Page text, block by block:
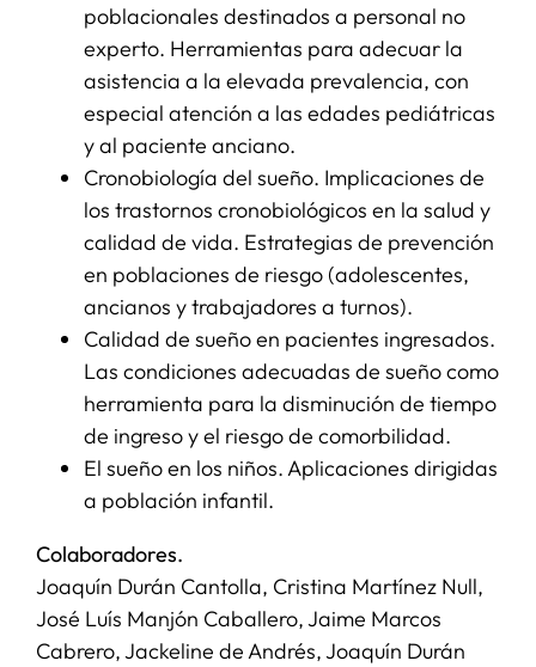
poblacionales destinados a personal no
experto. Herramientas para adecuar la
asistencia a la elevada prevalencia, con
especial atención a las edades pediátricas
y al paciente anciano.
Cronobiología del sueño. Implicaciones de
los trastornos cronobiológicos en la salud y
calidad de vida. Estrategias de prevención
en poblaciones de riesgo (adolescentes,
ancianos y trabajadores a turnos).
Calidad de sueño en pacientes ingresados.
Las condiciones adecuadas de sueño como
herramienta para la disminución de tiempo
de ingreso y el riesgo de comorbilidad.
El sueño en los niños. Aplicaciones dirigidas
a población infantil.
Colaboradores.
Joaquín Durán Cantolla, Cristina Martínez Null,
José Luís Manjón Caballero, Jaime Marcos
Cabrero, Jackeline de Andrés, Joaquín Durán